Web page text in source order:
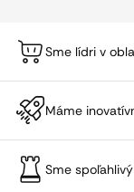
Sme lídri v
Máme
Sme